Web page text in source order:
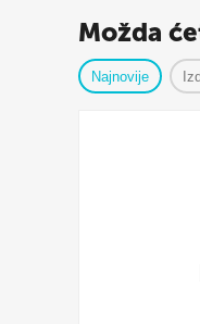
Možda
Najnovije